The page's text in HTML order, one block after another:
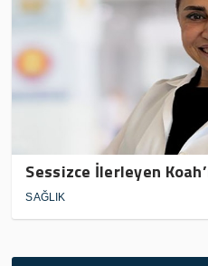
Sessizce İlerleyen
SAĞLIK